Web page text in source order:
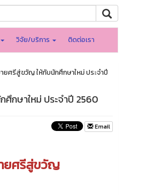
วิจัย/บริการ ติดต่อเรา
ศรีสู่ขวัญ ให้กับนักศึกษาใหม่ ประจำปี
กษาใหม่ ประจำปี 2560
Email
ยศรีสู่ขวัญ